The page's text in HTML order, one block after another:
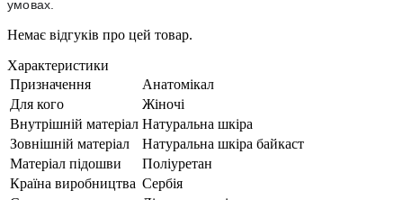
умовах.
Немає відгуків про цей товар.
Характеристики
Призначення
Анатомікал
Для кого
Жіночі
Внутрішній матеріал Натуральна шкіра
Зовнішній матеріал
Натуральна шкіра байкаст
Матеріал підошви
Поліуретан
Країна виробництва Сербія